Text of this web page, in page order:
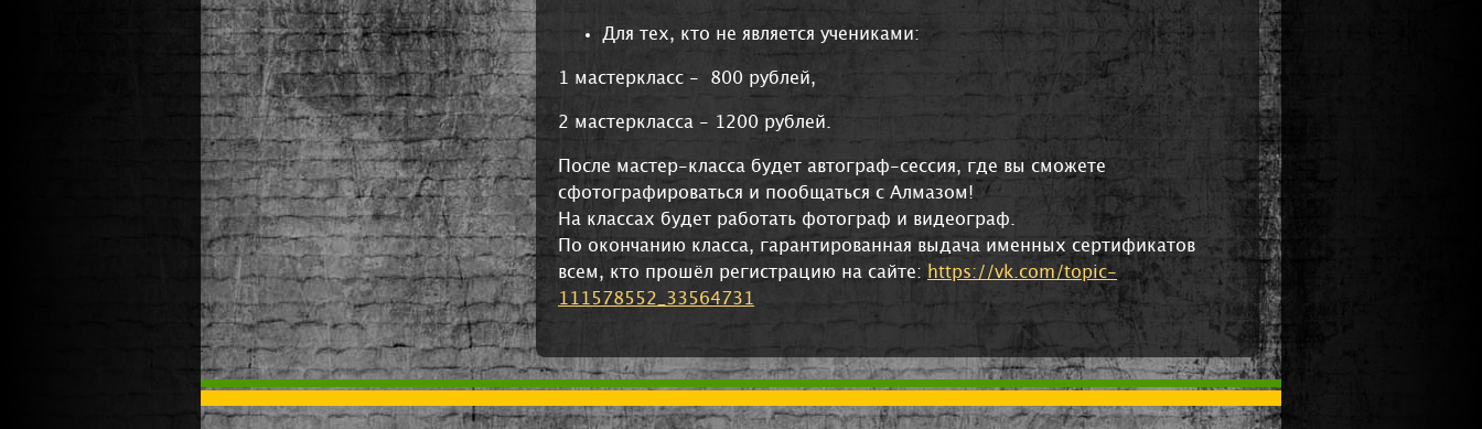
Для тех, кто не является учениками:
1 мастеркласс - 800 рублей,
2 мастеркласса - 1200 рублей.
После мастер-класса будет автограф-сессия, где вы сможете
сфотографироваться и пообщаться с Алмазом!
На классах будет работать фотограф и видеограф.
По окончанию класса, гарантированная выдача именных сертификатов
всем, кто прошёл регистрацию на сайте: https://vk.com/topic-
111578552_33564731